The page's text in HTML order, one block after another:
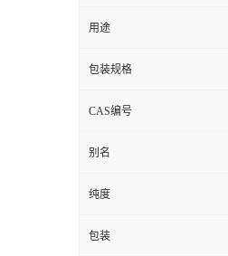
用途
包装规格
CAS编号
别名
纯度
包装